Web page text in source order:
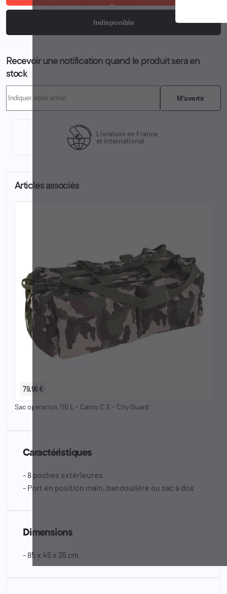
Indisponible
Recevoir une notification quand le produit sera en
stock
M'avertir
Livraison en France
et international
Articles associés
79,96 €
Sac operation 110 L - Camo C.E - City Guard
Caractéristiques
- 8 poches extérieures
- Port en position main, bandoulière ou sac à dos
Dimensions
- 85 x 45 x 35 cm